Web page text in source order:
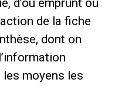
d’où emprunt ou
de la fiche
dont on
moyens les